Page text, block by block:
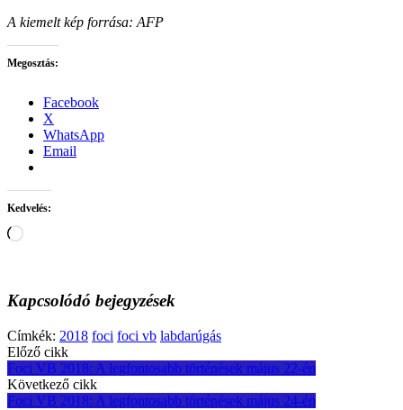
A kiemelt kép forrása: AFP
Megosztás:
Facebook
X
WhatsApp
Email
Kedvelés:
Loading…
Kapcsolódó bejegyzések
Címkék: 2018 foci foci vb labdarúgás
Post
navigation
Előző cikk
Foci VB 2018: A legfontosabb történések május 22-én
Következő cikk
Foci VB 2018: A legfontosabb történések május 24-én